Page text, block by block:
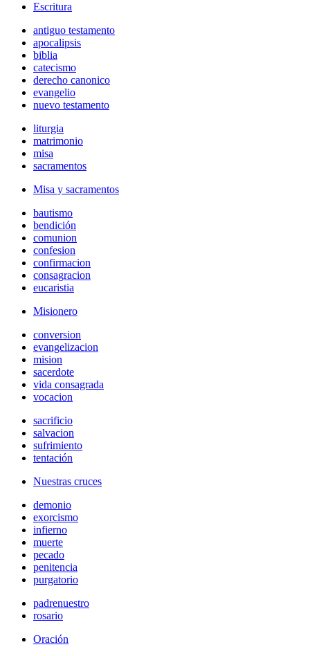
Escritura
antiguo testamento
apocalipsis
biblia
catecismo
derecho canonico
evangelio
nuevo testamento
liturgia
matrimonio
misa
sacramentos
Misa y sacramentos
bautismo
bendición
comunion
confesion
confirmacion
consagracion
eucaristia
Misionero
conversion
evangelizacion
mision
sacerdote
vida consagrada
vocacion
sacrificio
salvacion
sufrimiento
tentación
Nuestras cruces
demonio
exorcismo
infierno
muerte
pecado
penitencia
purgatorio
padrenuestro
rosario
Oración